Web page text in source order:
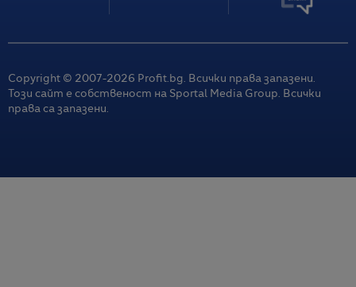
Copyright © 2007-2026 Profit.bg. Всички права запазени.
Този сайт е собственост на Sportal Media Group. Всички
права са запазени.